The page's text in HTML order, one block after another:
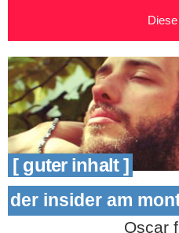
[ guter inhalt ]
der insider am
Oscar